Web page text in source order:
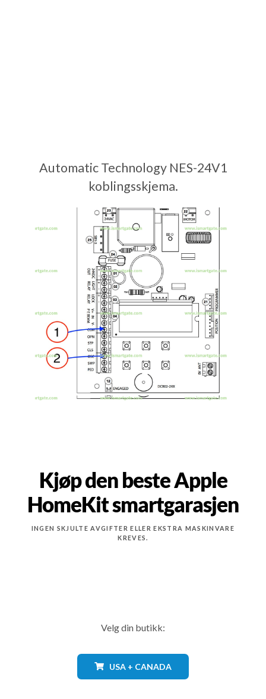
Automatic Technology NES-24V1
koblingsskjema.
Kjøp den beste Apple
HomeKit smartgarasjen
INGEN SKJULTE AVGIFTER ELLER EKSTRA MASKINVARE
KREVES.
Velg din butikk:
USA + CANADA